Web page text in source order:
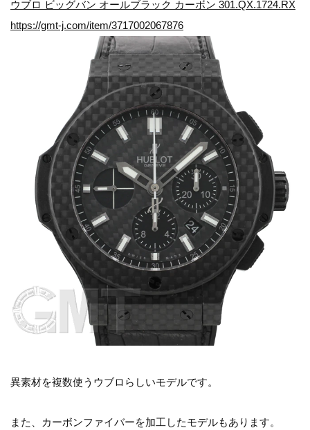
ウブロ ビッグバン オールブラック カーボン 301.QX.1724.RX
https://gmt-j.com/item/3717002067876
異素材を複数使うウブロらしいモデルです。
また、カーボンファイバーを加工したモデルもあります。